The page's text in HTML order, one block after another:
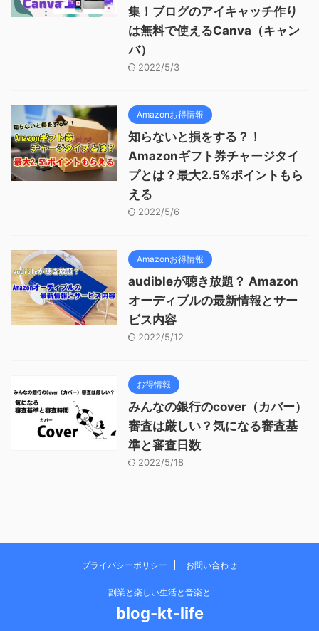
集！ブログのアイキャッチ作り
は無料で使えるCanva（キャン
バ）
2022/5/3
Amazonお得情報
知らないと損をする？！
Amazonギフト券チャージタイ
プとは？最大2.5%ポイントもら
える
2022/5/6
Amazonお得情報
audibleが聴き放題？ Amazon
オーディブルの最新情報とサー
ビス内容
2022/5/12
お得情報
みんなの銀行のcover（カバー）
審査は厳しい？気になる審査基
準と審査日数
2022/5/18
プライバシーポリシー お問い合わせ
副業と楽しい生活と音楽と
blog-kt-life